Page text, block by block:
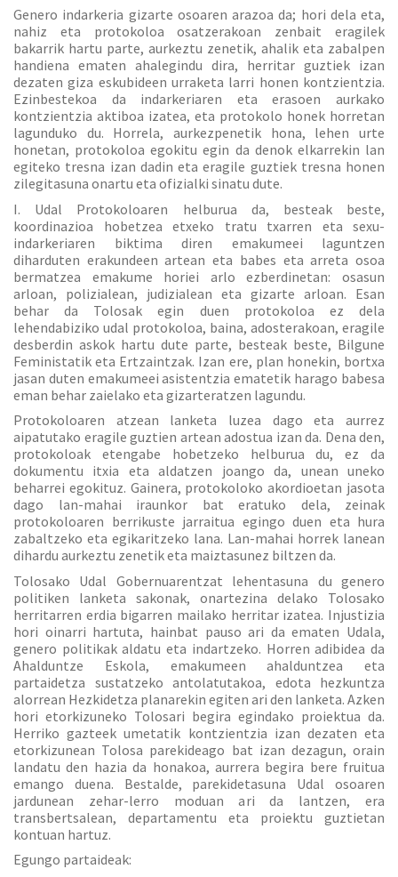
Genero indarkeria gizarte osoaren arazoa da; hori dela eta,
nahiz eta protokoloa osatzerakoan zenbait eragilek
bakarrik hartu parte, aurkeztu zenetik, ahalik eta zabalpen
handiena ematen ahalegindu dira, herritar guztiek izan
dezaten giza eskubideen urraketa larri honen kontzientzia.
Ezinbestekoa da indarkeriaren eta erasoen aurkako
kontzientzia aktiboa izatea, eta protokolo honek horretan
lagunduko du. Horrela, aurkezpenetik hona, lehen urte
honetan, protokoloa egokitu egin da denok elkarrekin lan
egiteko tresna izan dadin eta eragile guztiek tresna honen
zilegitasuna onartu eta ofizialki sinatu dute.
I. Udal Protokoloaren helburua da, besteak beste,
koordinazioa hobetzea etxeko tratu txarren eta sexu-
indarkeriaren biktima diren emakumeei laguntzen
diharduten erakundeen artean eta babes eta arreta osoa
bermatzea emakume horiei arlo ezberdinetan: osasun
arloan, polizialean, judizialean eta gizarte arloan. Esan
behar da Tolosak egin duen protokoloa ez dela
lehendabiziko udal protokoloa, baina, adosterakoan, eragile
desberdin askok hartu dute parte, besteak beste, Bilgune
Feministatik eta Ertzaintzak. Izan ere, plan honekin, bortxa
jasan duten emakumeei asistentzia ematetik harago babesa
eman behar zaielako eta gizarteratzen lagundu.
Protokoloaren atzean lanketa luzea dago eta aurrez
aipatutako eragile guztien artean adostua izan da. Dena den,
protokoloak etengabe hobetzeko helburua du, ez da
dokumentu itxia eta aldatzen joango da, unean uneko
beharrei egokituz. Gainera, protokoloko akordioetan jasota
dago lan-mahai iraunkor bat eratuko dela, zeinak
protokoloaren berrikuste jarraitua egingo duen eta hura
zabaltzeko eta egikaritzeko lana. Lan-mahai horrek lanean
dihardu aurkeztu zenetik eta maiztasunez biltzen da.
Tolosako Udal Gobernuarentzat lehentasuna du genero
politiken lanketa sakonak, onartezina delako Tolosako
herritarren erdia bigarren mailako herritar izatea. Injustizia
hori oinarri hartuta, hainbat pauso ari da ematen Udala,
genero politikak aldatu eta indartzeko. Horren adibidea da
Ahalduntze Eskola, emakumeen ahalduntzea eta
partaidetza sustatzeko antolatutakoa, edota hezkuntza
alorrean Hezkidetza planarekin egiten ari den lanketa. Azken
hori etorkizuneko Tolosari begira egindako proiektua da.
Herriko gazteek umetatik kontzientzia izan dezaten eta
etorkizunean Tolosa parekideago bat izan dezagun, orain
landatu den hazia da honakoa, aurrera begira bere fruitua
emango duena. Bestalde, parekidetasuna Udal osoaren
jardunean zehar-lerro moduan ari da lantzen, era
transbertsalean, departamentu eta proiektu guztietan
kontuan hartuz.
Egungo partaideak: